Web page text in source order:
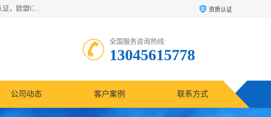
*是一家的测试、评估、检查与认机构，主要从事巴西NR10认证、NR12认证、NR13认证；ANATEL认证、INMTRO认证，欧盟CE认证：MD认证，PED认证，MID认证，ATEX认证，德国蓝色天使认证。 资质认证
全国服务咨询热线:
13045615778
公司动态 客户案例 联系方式